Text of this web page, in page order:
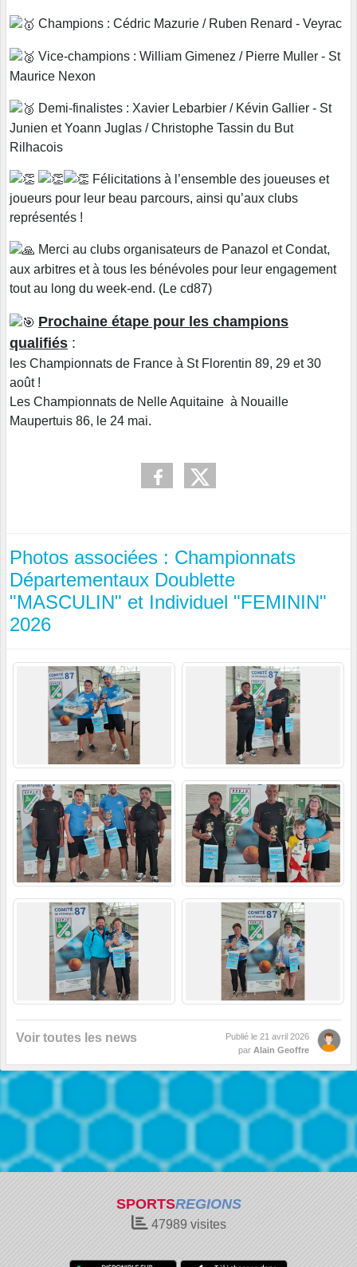
Champions : Cédric Mazurie / Ruben Renard - Veyrac
Vice-champions : William Gimenez / Pierre Muller - St
Maurice Nexon
Demi-finalistes : Xavier Lebarbier / Kévin Gallier - St
Junien et Yoann Juglas / Christophe Tassin du But
Rilhacois
Félicitations à l’ensemble des joueuses et
joueurs pour leur beau parcours, ainsi qu’aux clubs
représentés !
Merci au clubs organisateurs de Panazol et Condat,
aux arbitres et à tous les bénévoles pour leur engagement
tout au long du week-end. (Le cd87)
Prochaine étape pour les champions
qualifiés :
les Championnats de France à St Florentin 89, 29 et 30
août !
Les Championnats de Nelle Aquitaine à Nouaille
Maupertuis 86, le 24 mai.
Photos associées : Championnats
Départementaux Doublette
"MASCULIN" et Individuel "FEMININ"
2026
Voir toutes les news Publié le 21 avril 2026
par Alain Geoffre
SPORTSREGIONS
47989 visites